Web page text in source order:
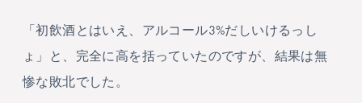
「初飲酒とはいえ、アルコール3%だしいけるっし
ょ」と、完全に高を括っていたのですが、結果は無
惨な敗北でした。